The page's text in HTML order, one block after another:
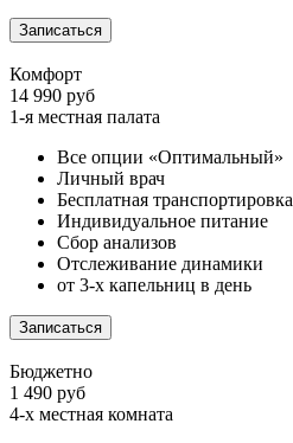
Записаться
Комфорт
14 990 руб
1-я местная палата
Все опции «Оптимальный»
Личный врач
Бесплатная транспортировка
Индивидуальное питание
Сбор анализов
Отслеживание динамики
от 3-х капельниц в день
Записаться
Бюджетно
1 490 руб
4-х местная комната